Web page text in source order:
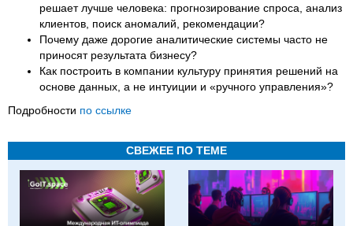
решает лучше человека: прогнозирование спроса, анализ
клиентов, поиск аномалий, рекомендации?
Почему даже дорогие аналитические системы часто не
приносят результата бизнесу?
Как построить в компании культуру принятия решений на
основе данных, а не интуиции и «ручного управления»?
Подробности по ссылке
СВЕЖЕЕ ПО ТЕМЕ